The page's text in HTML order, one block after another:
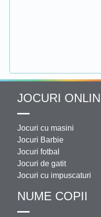
JOCURI
Jocuri cu masini
Jocuri Barbie
Jocuri fotbal
Jocuri de gatit
Jocuri cu impuscaturi
NUME COPII